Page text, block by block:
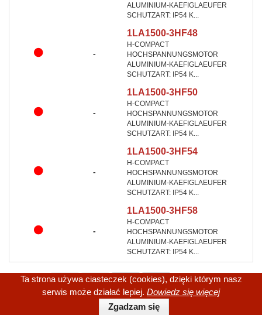
ALUMINIUM-KAEFIGLAEUFER
SCHUTZART: IP54 K...
-
1LA1500-3HF48
H-COMPACT
HOCHSPANNUNGSMOTOR
ALUMINIUM-KAEFIGLAEUFER
SCHUTZART: IP54 K...
-
1LA1500-3HF50
H-COMPACT
HOCHSPANNUNGSMOTOR
ALUMINIUM-KAEFIGLAEUFER
SCHUTZART: IP54 K...
-
1LA1500-3HF54
H-COMPACT
HOCHSPANNUNGSMOTOR
ALUMINIUM-KAEFIGLAEUFER
SCHUTZART: IP54 K...
-
1LA1500-3HF58
H-COMPACT
HOCHSPANNUNGSMOTOR
ALUMINIUM-KAEFIGLAEUFER
SCHUTZART: IP54 K...
Ta strona używa ciasteczek (cookies), dzięki którym nasz
serwis może działać lepiej. Dowiedz się więcej
Zgadzam się